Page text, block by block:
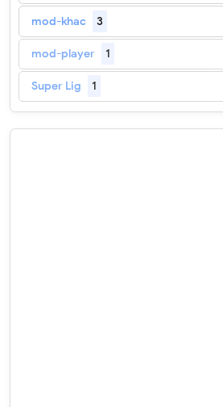
mod-khac 3
mod-player 1
Super Lig 1